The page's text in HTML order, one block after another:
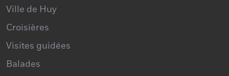
Office du tourisme
Ville de Huy
Croisières
Visites guidées